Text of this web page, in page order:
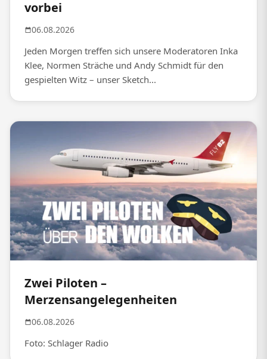
vorbei
06.08.2026
Jeden Morgen treffen sich unsere Moderatoren Inka
Klee, Normen Sträche und Andy Schmidt für den
gespielten Witz – unser Sketch...
Zwei Piloten –
Merzensangelegenheiten
06.08.2026
Foto: Schlager Radio